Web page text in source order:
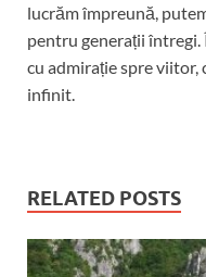
lucrăm împreună,
pentru generații
cu admirație spre
infinit.
RELATED POSTS